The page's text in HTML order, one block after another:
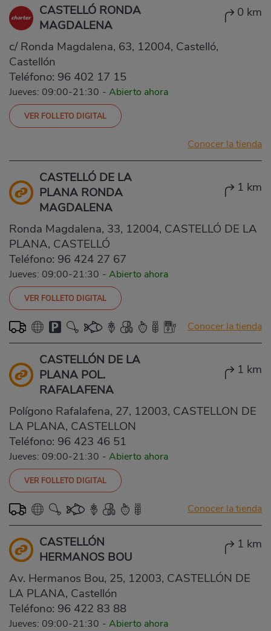
CASTELLÓ RONDA
MAGDALENA
0 km
c/ Ronda Magdalena, 63, 12004, Castelló,
Castellón
Teléfono: 96 402 17 15
Jueves: 09:00-21:30 - Abierto ahora
VER FOLLETO DIGITAL
Conocer la tienda
CASTELLÓ DE LA
PLANA RONDA
MAGDALENA
1 km
Ronda Magdalena, 33, 12004, CASTELLÓ DE LA
PLANA, CASTELLÓ
Teléfono: 96 424 27 67
Jueves: 09:00-21:30 - Abierto ahora
VER FOLLETO DIGITAL
Conocer la tienda
CASTELLÓN DE LA
PLANA POL.
RAFALAFENA
1 km
Polígono Rafalafena, 27, 12003, CASTELLON DE
LA PLANA, CASTELLON
Teléfono: 96 423 46 51
Jueves: 09:00-21:30 - Abierto ahora
VER FOLLETO DIGITAL
Conocer la tienda
CASTELLÓN
HERMANOS BOU
1 km
Av. Hermanos Bou, 25, 12003, CASTELLÓN DE
LA PLANA, Castellón
Teléfono: 96 422 83 88
Jueves: 09:00-21:30 - Abierto ahora